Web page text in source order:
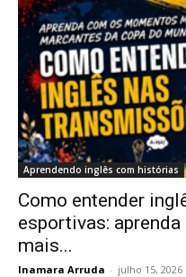
Aprendendo inglês com histórias
Como entender
esportivas:
mais...
Inamara Arruda - julho 15, 2026